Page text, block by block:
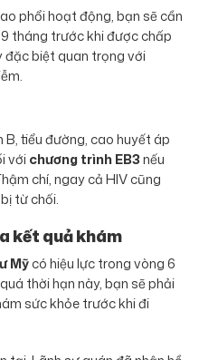
phổi hoạt động, bạn sẽ cần
tháng trước khi được chấp
đặc biệt quan trọng với
tiểu đường, cao huyết áp
vớichương trình EB3nếu
chí, ngay cả HIV cũng
bị từ chối.
kết quả khám
Mỹcó hiệu lực trong vòng 6
thời hạn này, bạn sẽ phải
sức khỏe trước khi đi